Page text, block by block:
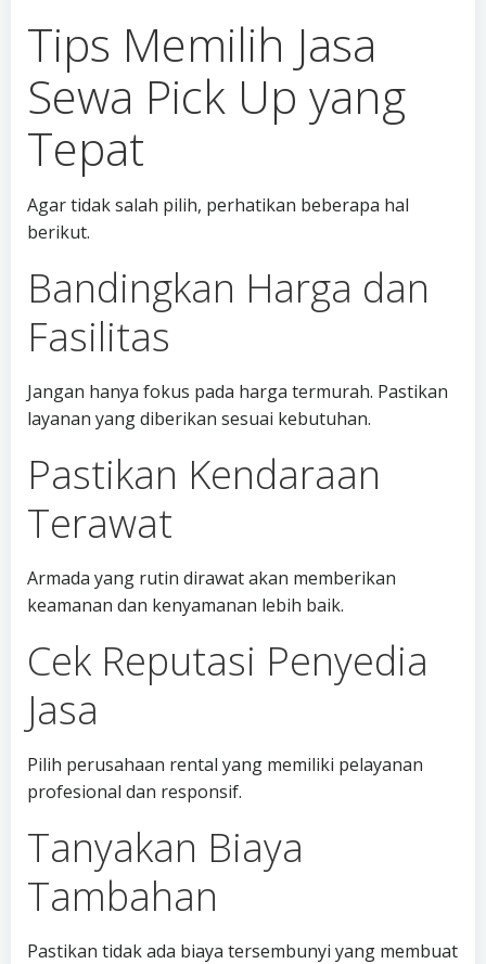
Tips Memilih Jasa
Sewa Pick Up yang
Tepat
Agar tidak salah pilih, perhatikan beberapa hal
berikut.
Bandingkan Harga dan
Fasilitas
Jangan hanya fokus pada harga termurah. Pastikan
layanan yang diberikan sesuai kebutuhan.
Pastikan Kendaraan
Terawat
Armada yang rutin dirawat akan memberikan
keamanan dan kenyamanan lebih baik.
Cek Reputasi Penyedia
Jasa
Pilih perusahaan rental yang memiliki pelayanan
profesional dan responsif.
Tanyakan Biaya
Tambahan
Pastikan tidak ada biaya tersembunyi yang membuat